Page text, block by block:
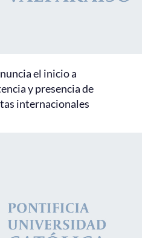
el inicio a
y presencia de
internacionales